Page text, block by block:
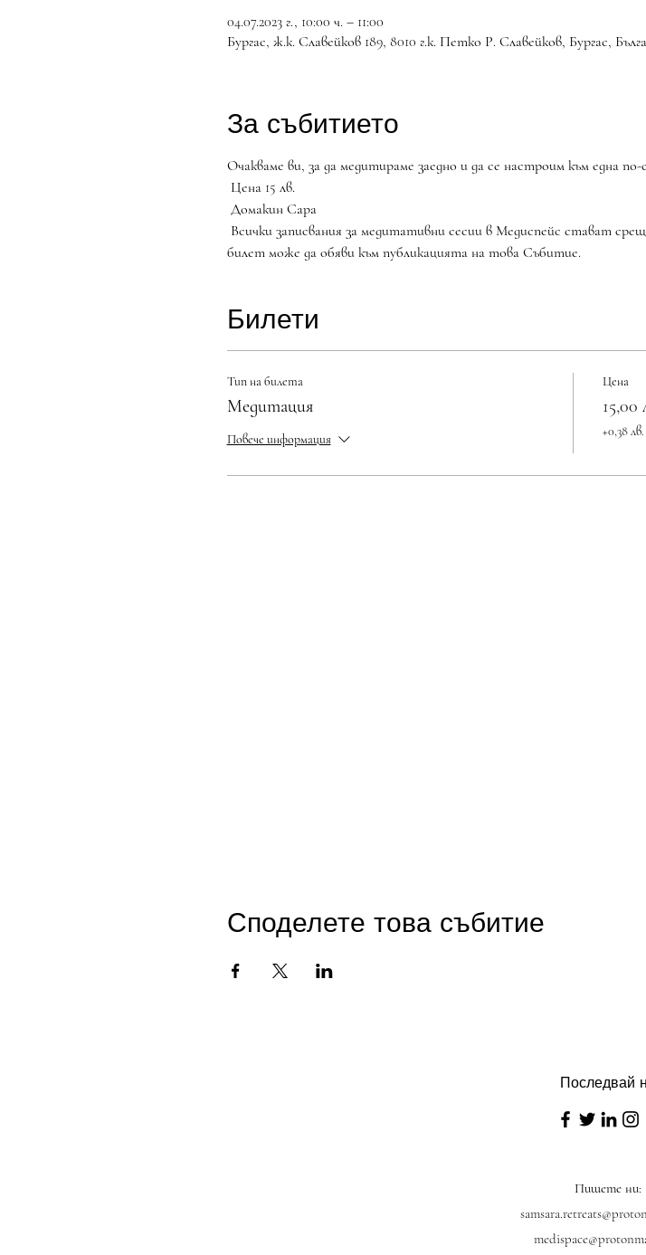
04.07.2023 г., 10:00 ч. – 11:00
Бургас, ж.к. Славейков 189, 8010 г.к. Петко Р. Славейков, Бургас,
За събитието
Очакваме ви, за да медитираме заедно и да се настроим към една по-
Цена 15 лв.
Домакин Сара
билет може да обяви към публикацията на това Събитие.
Билети
Тип на билета
Медитация
Повече информация
Цена
15,00
+0,38
Споделете това събитие
Последвай
Пишете ни: